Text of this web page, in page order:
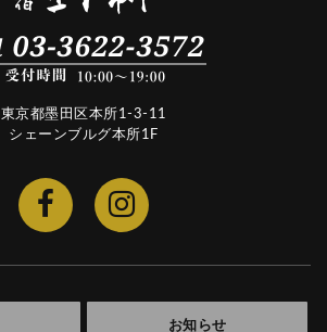
東京都墨田区本所1-3-11
シェーンブルグ本所1F
お知らせ